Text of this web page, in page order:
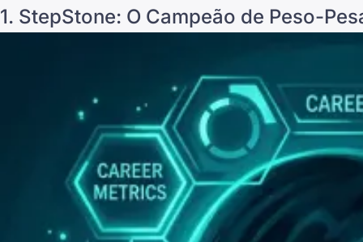
1. StepStone: O Campeão de Peso-